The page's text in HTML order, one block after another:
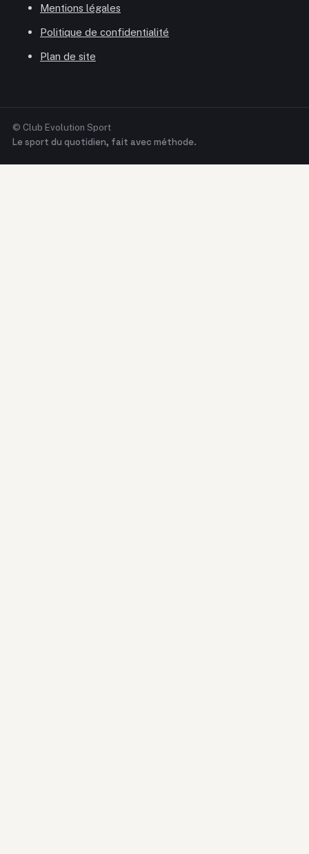
Mentions légales
Politique de confidentialité
Plan de site
© Club Evolution Sport
Le sport du quotidien, fait avec méthode.